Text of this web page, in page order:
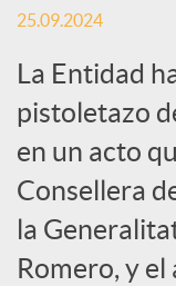
c
a
d
o
25.09.2024
La Entidad
pistoletazo
en un acto
Consellera
la
Romero, y el